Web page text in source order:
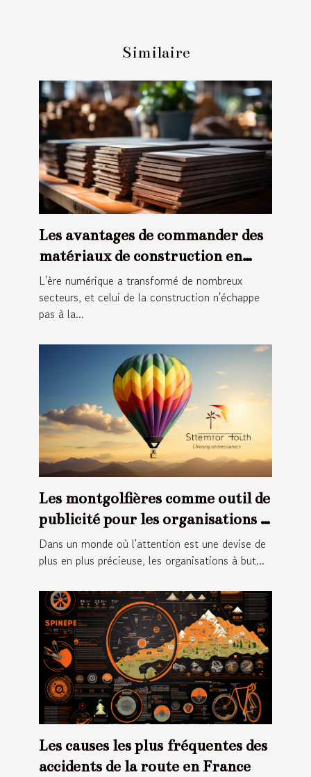
Similaire
Les avantages de commander des
matériaux de construction en
ligne
L'ère numérique a transformé de nombreux
secteurs, et celui de la construction n'échappe
pas à la...
Les montgolfières comme outil de
publicité pour les organisations à
but non lucratif
Dans un monde où l'attention est une devise de
plus en plus précieuse, les organisations à but...
Les causes les plus fréquentes des
accidents de la route en France